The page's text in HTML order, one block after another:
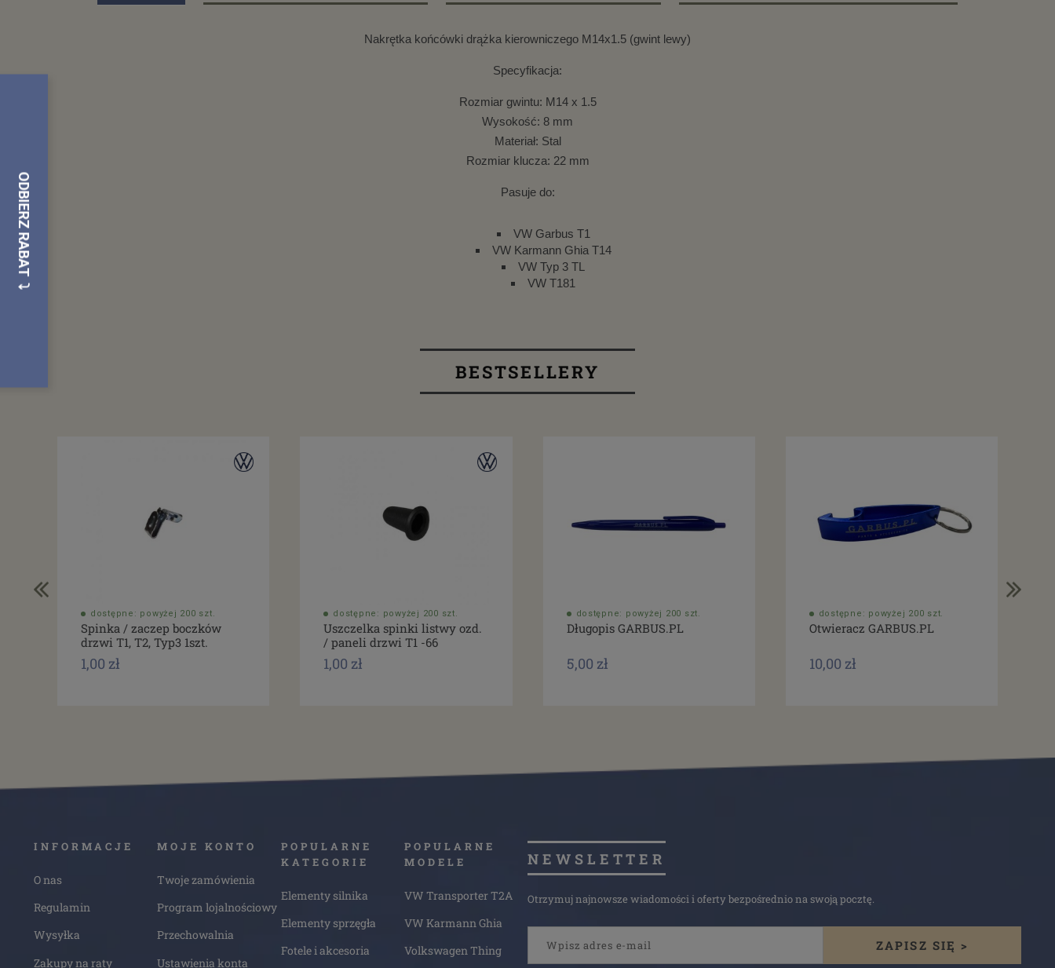
Nakrętka końcówki drążka kierowniczego M14x1.5 (gwint lewy)
Specyfikacja:
Rozmiar gwintu: M14 x 1.5
Wysokość: 8 mm
Materiał: Stal
Rozmiar klucza: 22 mm
Pasuje do:
VW Garbus T1
VW Karmann Ghia T14
VW Typ 3 TL
VW T181
BESTSELLERY
dostępne: powyżej 200 szt.
Spinka / zaczep boczków
drzwi T1, T2, Typ3 1szt.
1,00 zł
dostępne: powyżej 200 szt.
Uszczelka spinki listwy ozd.
/ paneli drzwi T1 -66
1,00 zł
dostępne: powyżej 200 szt.
Długopis GARBUS.PL
5,00 zł
dostępne: powyżej 200 szt.
Otwieracz GARBUS.PL
10,00 zł
INFORMACJE
O nas
Regulamin
Wysyłka
Zakupy na raty
MOJE KONTO
Twoje zamówienia
Program lojalnościowy
Przechowalnia
Ustawienia konta
POPULARNE
KATEGORIE
Elementy silnika
Elementy sprzęgła
Fotele i akcesoria
POPULARNE
MODELE
VW Transporter T2A
VW Karmann Ghia
Volkswagen Thing
NEWSLETTER
Otrzymuj najnowsze wiadomości i oferty bezpośrednio na swoją pocztę.
ZAPISZ SIĘ >